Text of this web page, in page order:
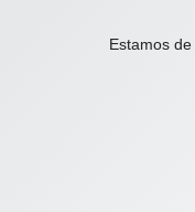
Estamos